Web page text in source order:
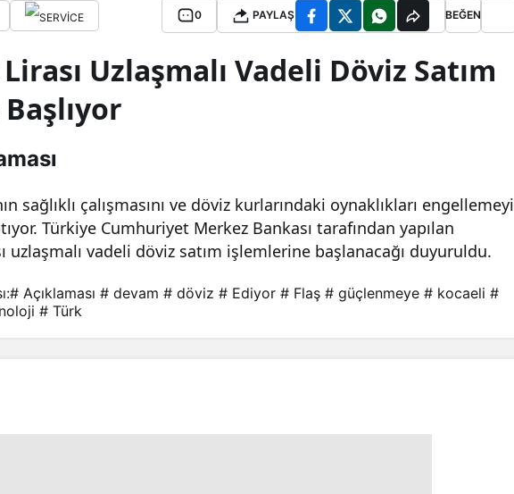
0 PAYLAŞ BEĞEN
Uzlaşmalı Vadeli Döviz Satım
sağlıklı çalışmasını ve döviz kurlarındaki oynaklıkları engellemeyi
Türkiye Cumhuriyet Merkez Bankası tarafından yapılan
uzlaşmalı vadeli döviz satım işlemlerine başlanacağı duyuruldu.
# Açıklaması # devam # döviz # Ediyor # Flaş # güçlenmeye # kocaeli #
# Türk